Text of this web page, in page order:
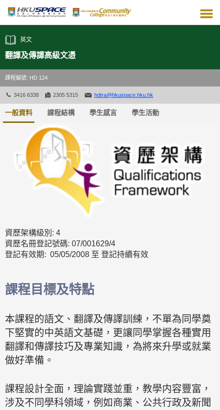
主
要
內
容
英文
翻譯及傳譯高級文憑
課程編號: HD 124
3416 6338 2305 5315 hdtra@hkuspace.hku.hk
一般資料 課程結構 學生感言 學生活動
資歷架構級別: 4
資歷名冊登記號碼: 07/001629/4
登記有效期: 05/05/2008 至 登記持續有效
課程目標及特點
本課程的語文、翻譯及傳譯訓練，不單為同學奠
下堅實的中英語文基礎，更讓同學掌握各種實用
翻譯和傳譯技巧及專業知識，為將來升學或就業
做好準備。
課程設計全面，理論實踐並重，教學内容豐富，
涉及不同學科領域，例如商業、公共行政及新聞